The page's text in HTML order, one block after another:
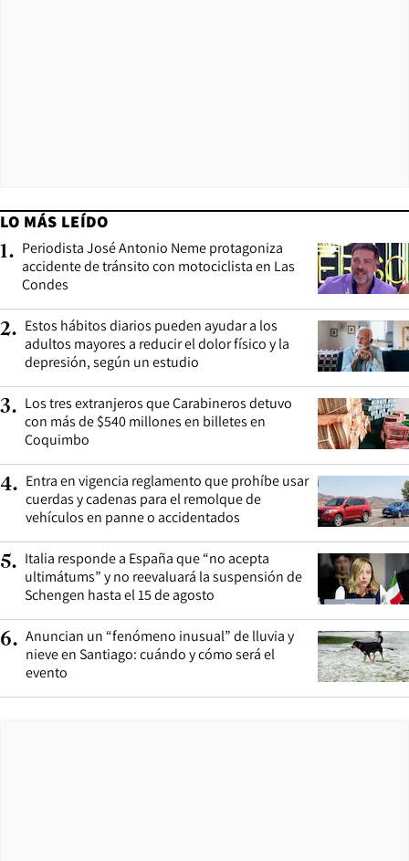
LO MÁS LEÍDO
1. Periodista José Antonio Neme protagoniza
accidente de tránsito con motociclista en Las
Condes
2. Estos hábitos diarios pueden ayudar a los
adultos mayores a reducir el dolor físico y la
depresión, según un estudio
3. Los tres extranjeros que Carabineros detuvo
con más de $540 millones en billetes en
Coquimbo
4. Entra en vigencia reglamento que prohíbe usar
cuerdas y cadenas para el remolque de
vehículos en panne o accidentados
5. Italia responde a España que “no acepta
ultimátums” y no reevaluará la suspensión de
Schengen hasta el 15 de agosto
6. Anuncian un “fenómeno inusual” de lluvia y
nieve en Santiago: cuándo y cómo será el
evento